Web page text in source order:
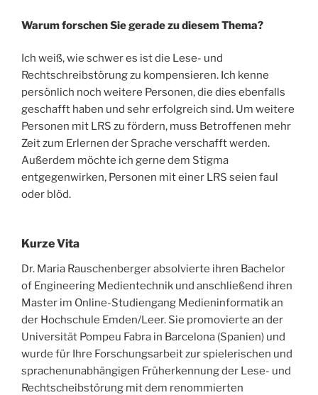
Warum forschen Sie gerade zu diesem Thema?
Ich weiß, wie schwer es ist die Lese- und
Rechtschreibstörung zu kompensieren. Ich kenne
persönlich noch weitere Personen, die dies ebenfalls
geschafft haben und sehr erfolgreich sind. Um weitere
Personen mit LRS zu fördern, muss Betroffenen mehr
Zeit zum Erlernen der Sprache verschafft werden.
Außerdem möchte ich gerne dem Stigma
entgegenwirken‚ Personen mit einer LRS seien faul
oder blöd.
Kurze Vita
Dr. Maria Rauschenberger absolvierte ihren Bachelor
of Engineering Medientechnik und anschließend ihren
Master im Online-Studiengang Medieninformatik an
der Hochschule Emden/Leer. Sie promovierte an der
Universität Pompeu Fabra in Barcelona (Spanien) und
wurde für Ihre Forschungsarbeit zur spielerischen und
sprachenunabhängigen Früherkennung der Lese- und
Rechtscheibstörung mit dem renommierten